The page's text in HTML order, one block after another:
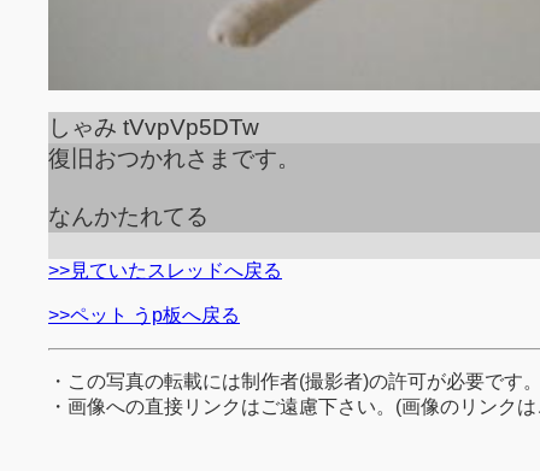
しゃみ tVvpVp5DTw
復旧おつかれさまです。
なんかたれてる
>>見ていたスレッドへ戻る
>>ペット うp板へ戻る
・この写真の転載には制作者(撮影者)の許可が必要です
・画像への直接リンクはご遠慮下さい。(画像のリンク